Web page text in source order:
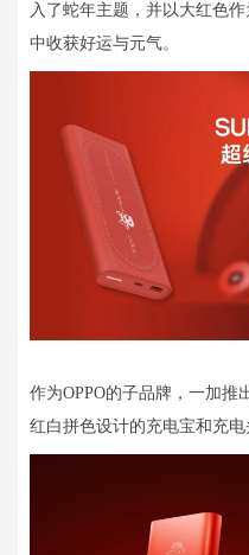
入了蛇年主题，并以大红色
中收获好运与元气。
作为OPPO的子品牌，一加推
红白拼色设计的充电宝和充电